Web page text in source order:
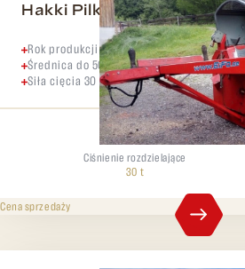
Hakki Pilke 50 PRO Traktor
Rok produkcji 2013
Średnica do 50 cm
Siła cięcia 30 ton
Ciśnienie rozdzielające
30 t
Cena sprzedaży